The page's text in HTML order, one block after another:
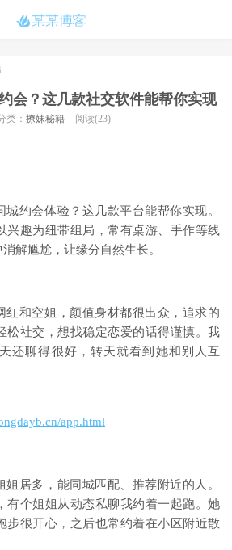
会？这几款社交软件能帮你实现
类： 撩妹秘籍 阅读(23)
城约会体验？这几款平台能帮你实现。
兴趣为纽带组局，常有桌游、手作等线
解尴尬，让缘分自然生长。
红和空姐，颜值身材都很出众，追求的
松社交，想找稳定恋爱的话得谨慎。我
还聊得很好，转天就看到她和别人互
app.html
姐居多，能同城匹配、推荐附近的人。
有个姐姐从动态私聊我约着一起跑。她
步很开心，之后也常约着在小区附近散